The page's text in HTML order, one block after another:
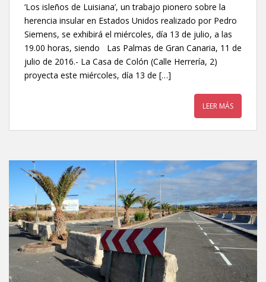
‘Los isleños de Luisiana’, un trabajo pionero sobre la
herencia insular en Estados Unidos realizado por Pedro
Siemens, se exhibirá el miércoles, día 13 de julio, a las
19.00 horas, siendo Las Palmas de Gran Canaria, 11 de
julio de 2016.- La Casa de Colón (Calle Herrería, 2)
proyecta este miércoles, día 13 de […]
LEER MÁS